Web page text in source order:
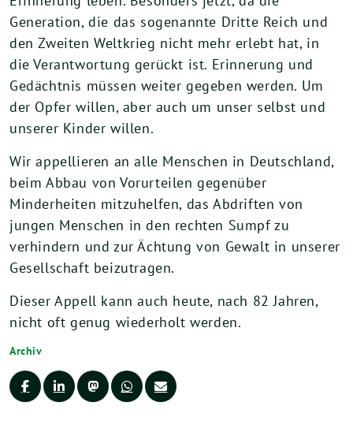
Generation, die das sogenannte Dritte Reich und
den Zweiten Weltkrieg nicht mehr erlebt hat, in
die Verantwortung gerückt ist. Erinnerung und
Gedächtnis müssen weiter gegeben werden. Um
der Opfer willen, aber auch um unser selbst und
unserer Kinder willen.
Wir appellieren an alle Menschen in Deutschland,
beim Abbau von Vorurteilen gegenüber
Minderheiten mitzuhelfen, das Abdriften von
jungen Menschen in den rechten Sumpf zu
verhindern und zur Ächtung von Gewalt in unserer
Gesellschaft beizutragen.
Dieser Appell kann auch heute, nach 82 Jahren,
nicht oft genug wiederholt werden.
Archiv